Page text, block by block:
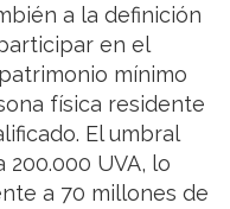
a la definición
en el
mínimo
física residente
El umbral
200.000 UVA, lo
a 70 millones de